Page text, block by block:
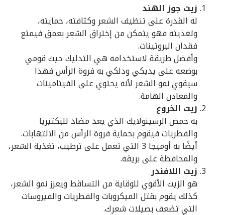
زيت جوز الهند
له القدرة على تنظيف الشعر وكثافته، حمايته،
وتغذيته فهو يتمكن من إختراق الشعر بعمق فيمتع
فقدان البروتينات.
وأفضل طريقة لاستخدامه هي التدليك حيث قومي
بوضعه على يديكي ودلكي به فروة الرأس فهذا
سيقوي نمو الشعر لأنه يحتوي على الفيتامينات
والمعادن الهامة.
زيت الخروع
به حمض الرسينولايك الذي يعد مضاد للبكتيريا
والفطريات فيقوم بحماية فروة الرأس من الالتهابات.
أيضًا به أوميجا 3 التي تعمل على ترطيب، تغذية الشعر،
والمحافظة على بريقه.
زيت اللافندر
هو الزيت الأقوي للوقاية من التساقط ويعزز نمو الشعر،
كذلك يقوم بقتل الميكروبات والفطريات والفيروسات
التي تضعف بصيلات شعرك.